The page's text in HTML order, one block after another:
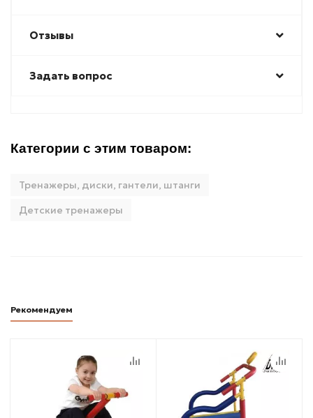
Отзывы
Задать вопрос
Категории с этим товаром:
Тренажеры, диски, гантели, штанги
Детские тренажеры
Рекомендуем